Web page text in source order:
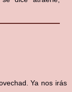
Ya nos irás